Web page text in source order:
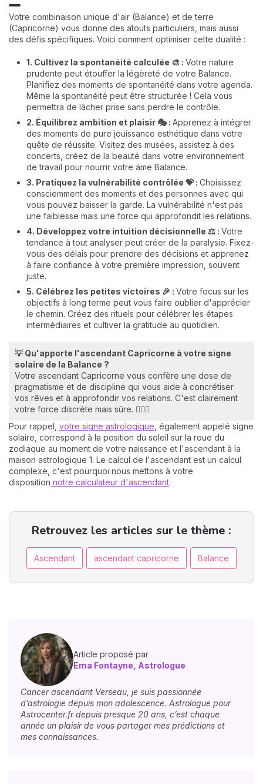
Votre combinaison unique d'air (Balance) et de terre
(Capricorne) vous donne des atouts particuliers, mais aussi
des défis spécifiques. Voici comment optimiser cette dualité :
1. Cultivez la spontanéité calculée 🎨 : Votre nature
prudente peut étouffer la légèreté de votre Balance.
Planifiez des moments de spontanéité dans votre agenda.
Même la spontanéité peut être structurée ! Cela vous
permettra de lâcher prise sans perdre le contrôle.
2. Équilibrez ambition et plaisir 🎭 : Apprenez à intégrer
des moments de pure jouissance esthétique dans votre
quête de réussite. Visitez des musées, assistez à des
concerts, créez de la beauté dans votre environnement
de travail pour nourrir votre âme Balance.
3. Pratiquez la vulnérabilité contrôlée 💝 : Choisissez
consciemment des moments et des personnes avec qui
vous pouvez baisser la garde. La vulnérabilité n'est pas
une faiblesse mais une force qui approfondit les relations.
4. Développez votre intuition décisionnelle ⚖️ : Votre
tendance à tout analyser peut créer de la paralysie. Fixez-
vous des délais pour prendre des décisions et apprenez
à faire confiance à votre première impression, souvent
juste.
5. Célébrez les petites victoires 🎉 : Votre focus sur les
objectifs à long terme peut vous faire oublier d'apprécier
le chemin. Créez des rituels pour célébrer les étapes
intermédiaires et cultiver la gratitude au quotidien.
💡 Qu'apporte l'ascendant Capricorne à votre signe
solaire de la Balance ?
Votre ascendant Capricorne vous confère une dose de
pragmatisme et de discipline qui vous aide à concrétiser
vos rêves et à approfondir vos relations. C'est clairement
votre force discrète mais sûre. 🏋️‍♀️💥
Pour rappel, votre signe astrologique , également appelé signe
solaire, correspond à la position du soleil sur la roue du
zodiaque au moment de votre naissance et l'ascendant à la
maison astrologique 1. Le calcul de l'ascendant est un calcul
complexe, c'est pourquoi nous mettons à votre
disposition notre calculateur d'ascendant.
Retrouvez les articles sur le thème :
Ascendant ascendant capricorne Balance
Article proposé par
Ema Fontayne, Astrologue
Cancer ascendant Verseau, je suis passionnée
d’astrologie depuis mon adolescence. Astrologue pour
Astrocenter.fr depuis presque 20 ans, c’est chaque
année un plaisir de vous partager mes prédictions et
mes connaissances.